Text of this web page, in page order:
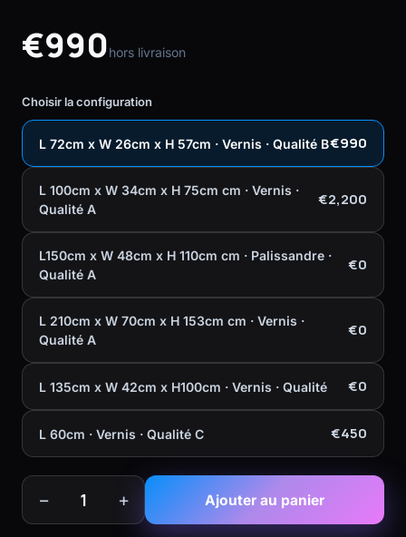
€990hors livraison
Choisir la configuration
L 72cm x W 26cm x H 57cm · Vernis · Qualité B€990
L 100cm x W 34cm x H 75cm cm · Vernis ·
Qualité A
€2,200
L150cm x W 48cm x H 110cm cm · Palissandre ·
Qualité A
€0
L 210cm x W 70cm x H 153cm cm · Vernis ·
Qualité A
€0
L 135cm x W 42cm x H100cm · Vernis · Qualité €0
L 60cm · Vernis · Qualité C €450
− 1 + Ajouter au panier